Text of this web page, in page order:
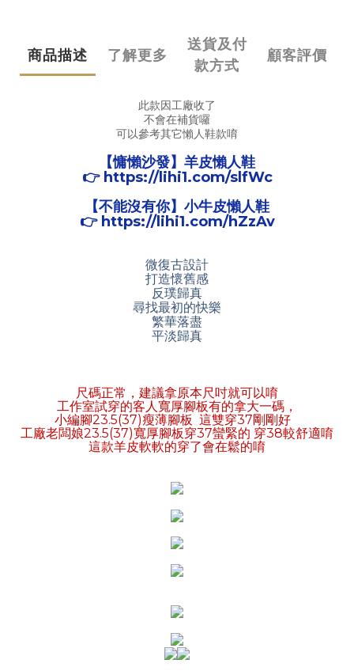
商品描述 了解更多
送貨及付
款方式
顧客評價
此款因工廠收了
不會在補貨囉
可以參考其它懶人鞋款唷
【慵懶沙發】羊皮懶人鞋
👉 https://lihi1.com/slfWc
【不能沒有你】小牛皮懶人鞋
👉 https://lihi1.com/hZzAv
微復古設計
打造懷舊感
反璞歸真
尋找最初的快樂
繁華落盡
平淡歸真
尺碼正常，建議拿原本尺吋就可以唷
工作室試穿的客人寬厚腳板有的拿大一碼，
小編腳23.5(37)瘦薄腳板 這雙穿37剛剛好
工廠老闆娘23.5(37)寬厚腳板穿37蠻緊的 穿38較舒適唷
這款羊皮軟軟的穿了會在鬆的唷